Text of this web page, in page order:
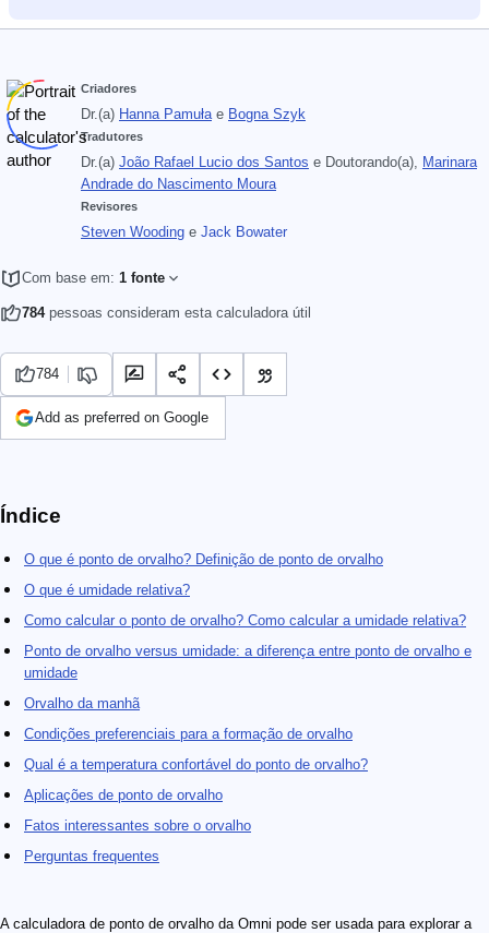
Criadores
Dr.(a) Hanna Pamuła e Bogna Szyk
Tradutores
Dr.(a) João Rafael Lucio dos Santos e Doutorando(a), Marinara
Andrade do Nascimento Moura
Revisores
Steven Wooding e Jack Bowater
Com base em: 1 fonte
784pessoas consideram esta calculadora útil
784
Add as preferred on Google
Índice
O que é ponto de orvalho? Definição de ponto de orvalho
O que é umidade relativa?
Como calcular o ponto de orvalho? Como calcular a umidade relativa?
Ponto de orvalho versus umidade: a diferença entre ponto de orvalho e
umidade
Orvalho da manhã
Condições preferenciais para a formação de orvalho
Qual é a temperatura confortável do ponto de orvalho?
Aplicações de ponto de orvalho
Fatos interessantes sobre o orvalho
Perguntas frequentes
A calculadora de ponto de orvalho da Omni pode ser usada para explorar a